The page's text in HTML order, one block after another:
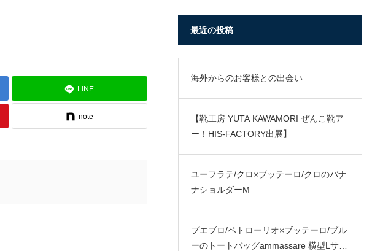
LINE
note
最近の投稿
海外からのお客様との出会い
【靴工房 YUTA KAWAMORI ぜんこ靴ア
ー！HIS-FACTORY出展】
ユーフラテ/クロ×ブッテーロ/クロのバナ
ナショルダーM
プエブロ/ペトローリオ×ブッテーロ/ブル
ーのトートバッグammassare 横型Lサイ